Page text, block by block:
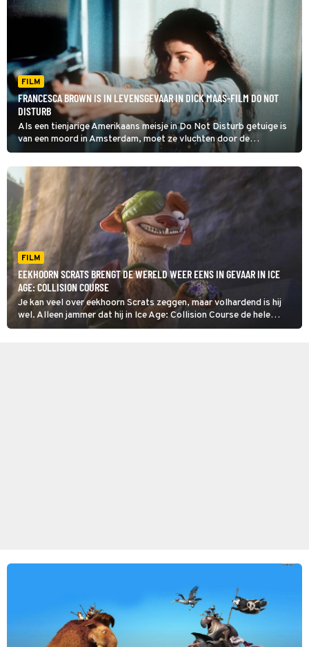
FILM
FRANCESCA BROWN IS IN LEVENSGEVAAR IN DICK MAAS-FILM DO NOT
DISTURB
Als een tienjarige Amerikaans meisje in Do Not Disturb getuige is
van een moord in Amsterdam, moet ze vluchten door de
hoofdstad om uit de handen van de moordenaars te blijven.
FILM
EEKHOORN SCRATS BRENGT DE WERELD WEER EENS IN GEVAAR IN ICE
AGE: COLLISION COURSE
Je kan veel over eekhoorn Scrats zeggen, maar volhardend is hij
wel. Alleen jammer dat hij in Ice Age: Collision Course de hele
wereld weer in gevaar brengt met zijn jacht op een eikel.